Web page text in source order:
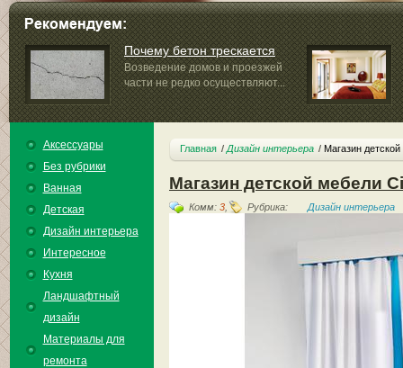
Почему бетон трескается
Возведение домов и проезжей
части не редко осуществляют...
Аксессуары
Без рубрики
Ванная
Детская
Дизайн интерьера
Интересное
Кухня
Ландшафтный
дизайн
Материалы для
ремонта
Главная Дизайн интерьера Магазин
Магазин детской мебели
Комм: 3, Рубрика: Дизайн интерьера